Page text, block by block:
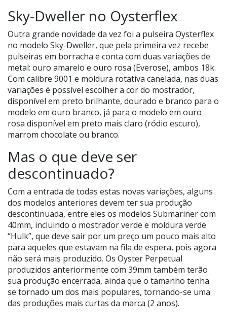
Sky-Dweller no Oysterflex
Outra grande novidade da vez foi a pulseira Oysterflex
no modelo Sky-Dweller, que pela primeira vez recebe
pulseiras em borracha e conta com duas variações de
metal: ouro amarelo e ouro rosa (Everose), ambos 18k.
Com calibre 9001 e moldura rotativa canelada, nas duas
variações é possível escolher a cor do mostrador,
disponível em preto brilhante, dourado e branco para o
modelo em ouro branco, já para o modelo em ouro
rosa disponível em preto mais claro (ródio escuro),
marrom chocolate ou branco.
Mas o que deve ser
descontinuado?
Com a entrada de todas estas novas variações, alguns
dos modelos anteriores devem ter sua produção
descontinuada, entre eles os modelos Submariner com
40mm, incluindo o mostrador verde e moldura verde
“Hulk”, que deve sair por um preço um pouco mais alto
para aqueles que estavam na fila de espera, pois agora
não será mais produzido. Os Oyster Perpetual
produzidos anteriormente com 39mm também terão
sua produção encerrada, ainda que o tamanho tenha
se tornado um dos mais populares, tornando-se uma
das produções mais curtas da marca (2 anos).